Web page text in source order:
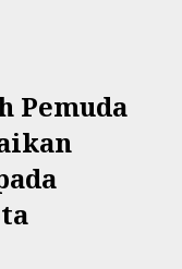
Pemuda